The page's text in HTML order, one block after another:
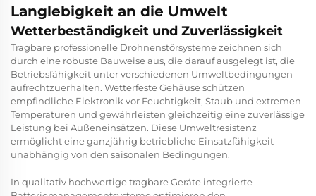
Langlebigkeit an die Umwelt
Wetterbeständigkeit und Zuverlässigkeit
Tragbare professionelle Drohnenstörsysteme zeichnen sich
durch eine robuste Bauweise aus, die darauf ausgelegt ist, die
Betriebsfähigkeit unter verschiedenen Umweltbedingungen
aufrechtzuerhalten. Wetterfeste Gehäuse schützen
empfindliche Elektronik vor Feuchtigkeit, Staub und extremen
Temperaturen und gewährleisten gleichzeitig eine zuverlässige
Leistung bei Außeneinsätzen. Diese Umweltresistenz
ermöglicht eine ganzjährig betriebliche Einsatzfähigkeit
unabhängig von den saisonalen Bedingungen.
In qualitativ hochwertige tragbare Geräte integrierte